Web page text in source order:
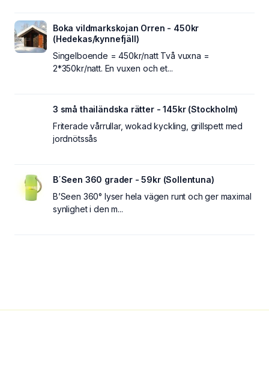
Boka vildmarkskojan Orren - 450kr
(Hedekas/kynnefjäll)
Singelboende = 450kr/natt Två vuxna =
2*350kr/natt. En vuxen och et...
3 små thailändska rätter - 145kr (Stockholm)
Friterade vårrullar, wokad kyckling, grillspett med
jordnötssås
B´Seen 360 grader - 59kr (Sollentuna)
B’Seen 360° lyser hela vägen runt och ger maximal
synlighet i den m...